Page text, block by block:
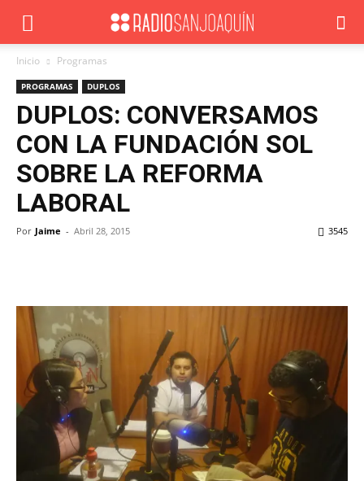
Inicio Programas
PROGRAMAS DUPLOS
DUPLOS: CONVERSAMOS
CON LA FUNDACIÓN SOL
SOBRE LA REFORMA
LABORAL
Por Jaime - Abril 28, 2015 3545